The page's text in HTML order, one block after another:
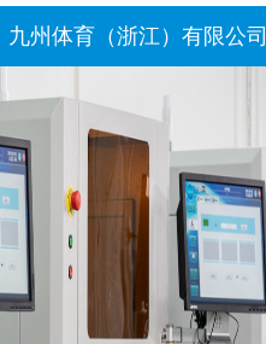
九州体育（浙江）有限公司